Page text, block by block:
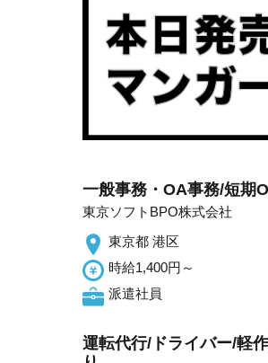
一般事務・OA事務/短期
東京ソフトBPO株式会社
東京都 港区
時給1,400円～
派遣社員
運転代行/ドライバー/軽